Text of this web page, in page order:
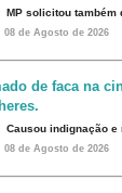
MP solicitou também
08 de Agosto de 2026
de faca na
Causou indignação
08 de Agosto de 2026